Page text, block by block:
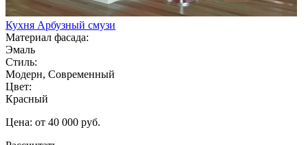
Кухня Арбузный смузи
Материал фасада:
Эмаль
Стиль:
Модерн, Современный
Цвет:
Красный
Цена: от 40 000 руб.